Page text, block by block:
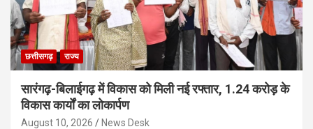
छत्तीसगढ़ राज्य
सारंगढ़-बिलाईगढ़ में विकास को मिली नई रफ्तार, 1.24 करोड़ के
विकास कार्यों का लोकार्पण
August 10, 2026 News Desk